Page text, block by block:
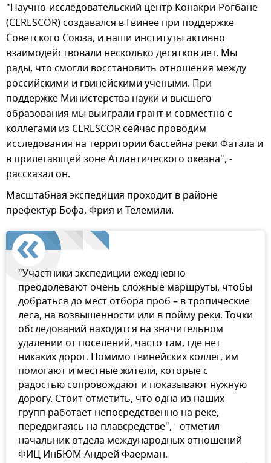
"Научно-исследовательский центр Конакри-Рогбане
(CERESCOR) создавался в Гвинее при поддержке
Советского Союза, и наши институты активно
взаимодействовали несколько десятков лет. Мы
рады, что смогли восстановить отношения между
российскими и гвинейскими учеными. При
поддержке Министерства науки и высшего
образования мы выиграли грант и совместно с
коллегами из CERESCOR сейчас проводим
исследования на территории бассейна реки Фатала и
в прилегающей зоне Атлантического океана", -
рассказал он.
Масштабная экспедиция проходит в районе
префектур Бофа, Фрия и Телемили.
"Участники экспедиции ежедневно
преодолевают очень сложные маршруты, чтобы
добраться до мест отбора проб – в тропические
леса, на возвышенности или в пойму реки. Точки
обследований находятся на значительном
удалении от поселений, часто там, где нет
никаких дорог. Помимо гвинейских коллег, им
помогают и местные жители, которые с
радостью сопровождают и показывают нужную
дорогу. Стоит отметить, что одна из наших
групп работает непосредственно на реке,
передвигаясь на плавсредстве", - отметил
начальник отдела международных отношений
ФИЦ ИнБЮМ Андрей Фаерман.